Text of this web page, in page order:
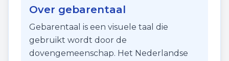
Over gebarentaal
Gebarentaal is een visuele taal die
gebruikt wordt door de
dovengemeenschap. Het Nederlandse